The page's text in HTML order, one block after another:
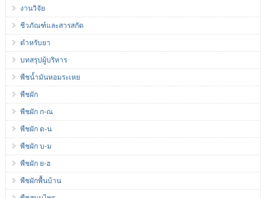
งานวิจัย
ชีวภัณฑ์และสารสกัด
ตำหรับยา
บทสรุปผู้บริหาร
พืชน้ำมันหอมระเหย
พืชผัก
พืชผัก ก-ณ
พืชผัก ด-น
พืชผัก บ-ม
พืชผัก ย-ฮ
พืชผักพื้นบ้าน